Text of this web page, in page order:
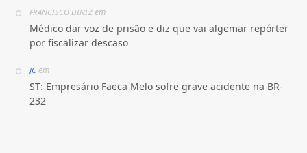
FRANCISCO DINIZem
Médico dar voz de prisão e diz que vai algemar repórter
por fiscalizar descaso
JCem
ST: Empresário Faeca Melo sofre grave acidente na BR-
232